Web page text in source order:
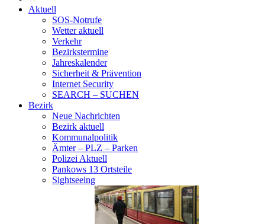
Aktuell
SOS-Notrufe
Wetter aktuell
Verkehr
Bezirkstermine
Jahreskalender
Sicherheit & Prävention
Internet Security
SEARCH – SUCHEN
Bezirk
Neue Nachrichten
Bezirk aktuell
Kommunalpolitik
Ämter – PLZ – Parken
Polizei Aktuell
Pankows 13 Ortsteile
Sightseeing